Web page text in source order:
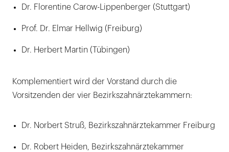
Dr. Florentine Carow-Lippenberger (Stuttgart)
Prof. Dr. Elmar Hellwig (Freiburg)
Dr. Herbert Martin (Tübingen)
Komplementiert wird der Vorstand durch die
Vorsitzenden der vier Bezirkszahnärztekammern:
Dr. Norbert Struß, Bezirkszahnärztekammer Freiburg
Dr. Robert Heiden, Bezirkszahnärztekammer